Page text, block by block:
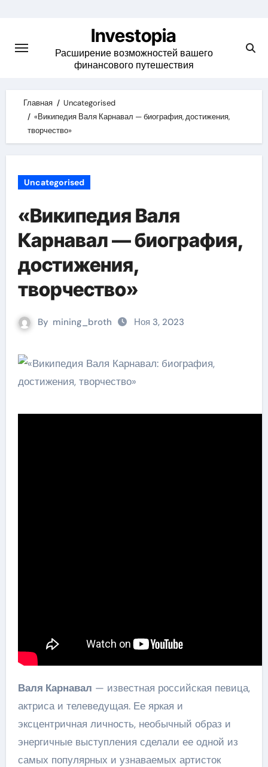
content
Investopia
Расширение возможностей вашего
финансового путешествия
Главная
Uncategorised
«Википедия Валя Карнавал — биография, достижения,
творчество»
Uncategorised
«Википедия Валя
Карнавал — биография,
достижения,
творчество»
By mining_broth Ноя 3, 2023
Валя Карнавал — известная российская певица,
актриса и телеведущая. Ее яркая и
эксцентричная личность, необычный образ и
энергичные выступления сделали ее одной из
самых популярных и узнаваемых артисток